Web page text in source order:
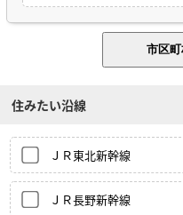
住みたい沿線
ＪＲ東北新幹線
ＪＲ長野新幹線